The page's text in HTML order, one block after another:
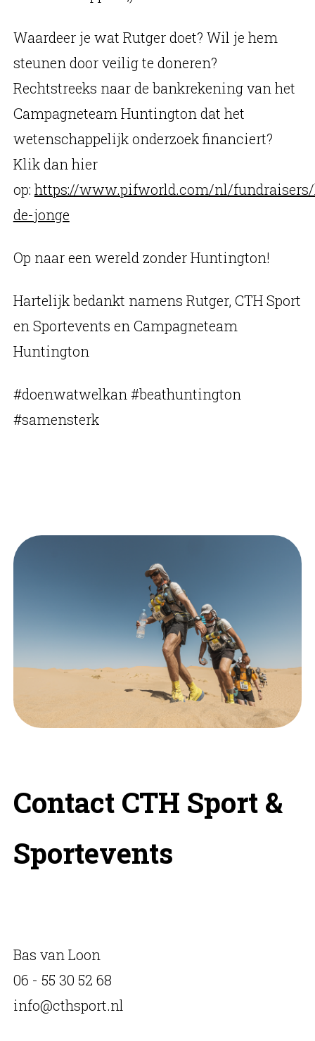
Waardeer je wat Rutger doet? Wil je hem
steunen door veilig te doneren?
Rechtstreeks naar de bankrekening van het
Campagneteam Huntington dat het
wetenschappelijk onderzoek financiert?
Klik dan hier
op: https://www.pifworld.com/nl/
de-jonge
Op naar een wereld zonder Huntington!
Hartelijk bedankt namens Rutger, CTH Sport
en Sportevents en Campagneteam
Huntington
#doenwatwelkan #beathuntington
#samensterk
Contact CTH Sport &
Sportevents
Bas van Loon
06 - 55 30 52 68
info@cthsport.nl